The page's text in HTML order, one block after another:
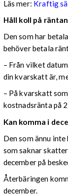
Läs mer: Kraftig
Håll koll på räntan
Den som har
behöver betala
– Från vilket
din kvarskatt är,
– På kvarskatt
kostnadsränta på
Kan komma i
Den som ännu
som saknar
december på
Återbäringen
december.